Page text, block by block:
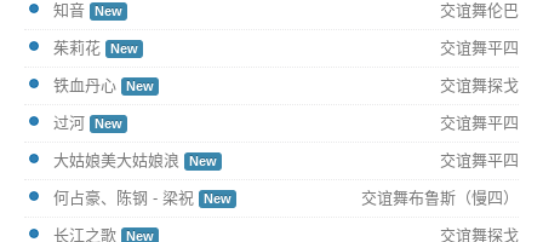
知音 New 交谊舞伦巴
茱莉花 New 交谊舞平四
铁血丹心 New 交谊舞探戈
过河 New 交谊舞平四
大姑娘美大姑娘浪 New 交谊舞平四
何占豪、陈钢 - 梁祝 New 交谊舞布鲁斯（慢四）
长江之歌 New 交谊舞探戈